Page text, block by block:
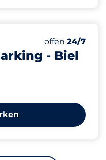
- Biel
Anzahl der
Gesamtplätze
offen 24/7